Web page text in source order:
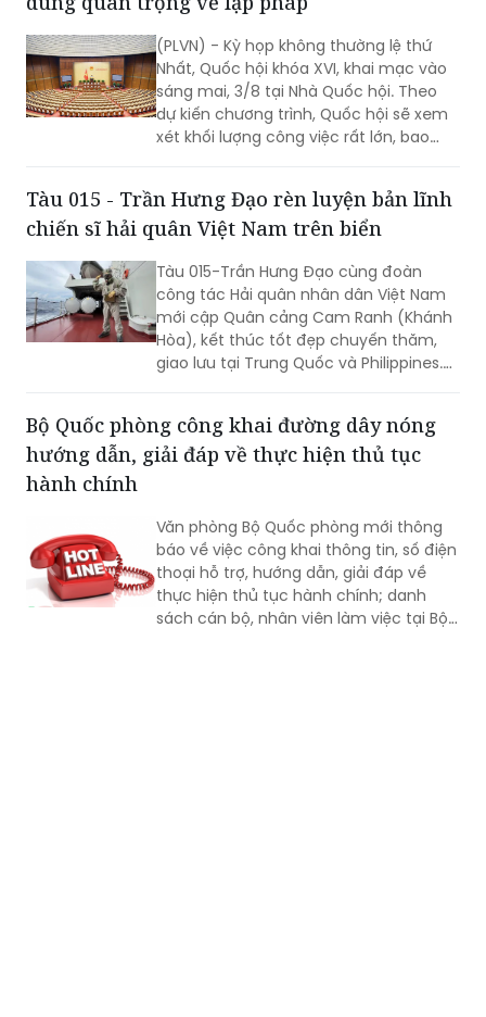
chuẩn bị cho thấy quyết tâm đưa các
chủ trương của Đảng nhanh chóng đi
vào cuộc sống thông qua những quyết
sách kịp thời của QH.
(PLVN) - Kỳ họp không thường lệ thứ
Nhất, Quốc hội khóa XVI, khai mạc vào
sáng mai, 3/8 tại Nhà Quốc hội. Theo
dự kiến chương trình, Quốc hội sẽ xem
xét khối lượng công việc rất lớn, bao
Tàu 015 - Trần Hưng Đạo rèn luyện bản lĩnh
chiến sĩ hải quân Việt Nam trên biển
Tàu 015-Trần Hưng Đạo cùng đoàn
công tác Hải quân nhân dân Việt Nam
mới cập Quân cảng Cam Ranh (Khánh
Hòa), kết thúc tốt đẹp chuyến thăm,
giao lưu tại Trung Quốc và Philippines.
trực sẵn sàng chiến đấu, trực canh, đi
ca; tổ chức luyện tập các phương án...
Bộ Quốc phòng công khai đường dây nóng
hướng dẫn, giải đáp về thực hiện thủ tục
hành chính
Văn phòng Bộ Quốc phòng mới thông
báo về việc công khai thông tin, số điện
thoại hỗ trợ, hướng dẫn, giải đáp về
thực hiện thủ tục hành chính; danh
sách cán bộ, nhân viên làm việc tại Bộ